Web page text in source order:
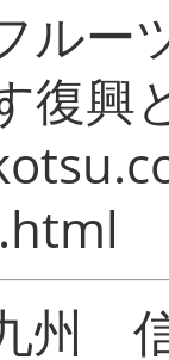
ー
復興
州 信